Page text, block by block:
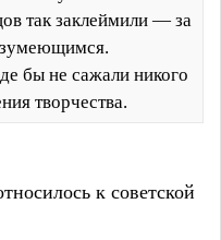
так заклеймили — за
бы не сажали никого
творчества.
к советской